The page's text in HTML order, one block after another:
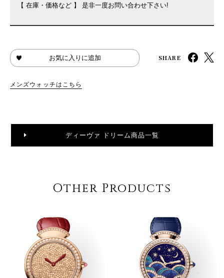
【 在庫・価格など 】 是非一度お問い合わせ下さい!
お気に入りに追加 SHARE
メンズウォッチはこちら
ディーヴァ ドリーム商品一覧
Other Products